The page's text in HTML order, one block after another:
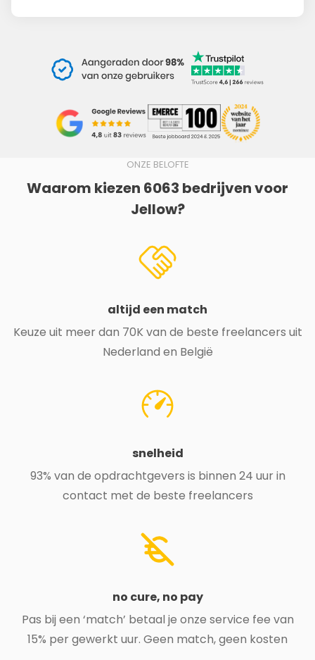
ONZE BELOFTE
Waarom kiezen 6063 bedrijven voor
Jellow?
altijd een match
Keuze uit meer dan 70K van de beste freelancers uit
Nederland en België
snelheid
93% van de opdrachtgevers is binnen 24 uur in
contact met de beste freelancers
no cure, no pay
Pas bij een ‘match’ betaal je onze service fee van
15% per gewerkt uur. Geen match, geen kosten